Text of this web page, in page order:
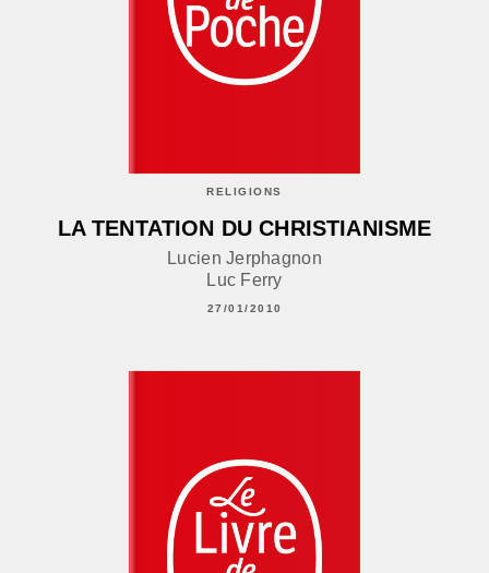
RELIGIONS
LA TENTATION DU CHRISTIANISME
Lucien Jerphagnon
Luc Ferry
27/01/2010